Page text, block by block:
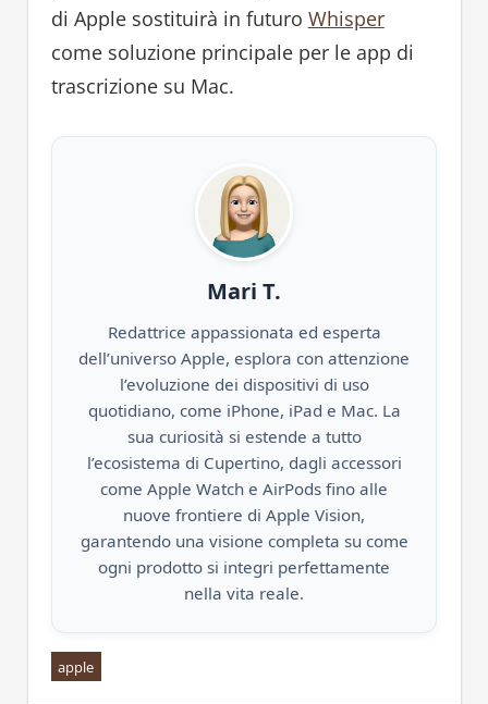
di Apple sostituirà in futuro Whisper
come soluzione principale per le app di
trascrizione su Mac.
Mari T.
Redattrice appassionata ed esperta
dell’universo Apple, esplora con attenzione
l’evoluzione dei dispositivi di uso
quotidiano, come iPhone, iPad e Mac. La
sua curiosità si estende a tutto
l’ecosistema di Cupertino, dagli accessori
come Apple Watch e AirPods fino alle
nuove frontiere di Apple Vision,
garantendo una visione completa su come
ogni prodotto si integri perfettamente
nella vita reale.
apple